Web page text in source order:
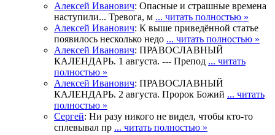
Алексей Иванович: Опасные и страшные времена
наступили... Тревога, м ... читать полностью »
Алексей Иванович: К выше приведённой статье
появилось несколько недо ... читать полностью »
Алексей Иванович: ПРАВОСЛАВНЫЙ
КАЛЕНДАРЬ. 1 августа. --- Препод ... читать
полностью »
Алексей Иванович: ПРАВОСЛАВНЫЙ
КАЛЕНДАРЬ. 2 августа. Пророк Божий ... читать
полностью »
Сергей: Ни разу никого не видел, чтобы кто-то
сплевывал пр ... читать полностью »